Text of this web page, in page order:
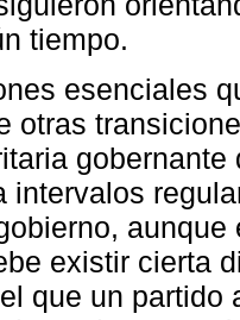
tiempo.
esenciales
otras
intervalos
existir cierta
que un partido